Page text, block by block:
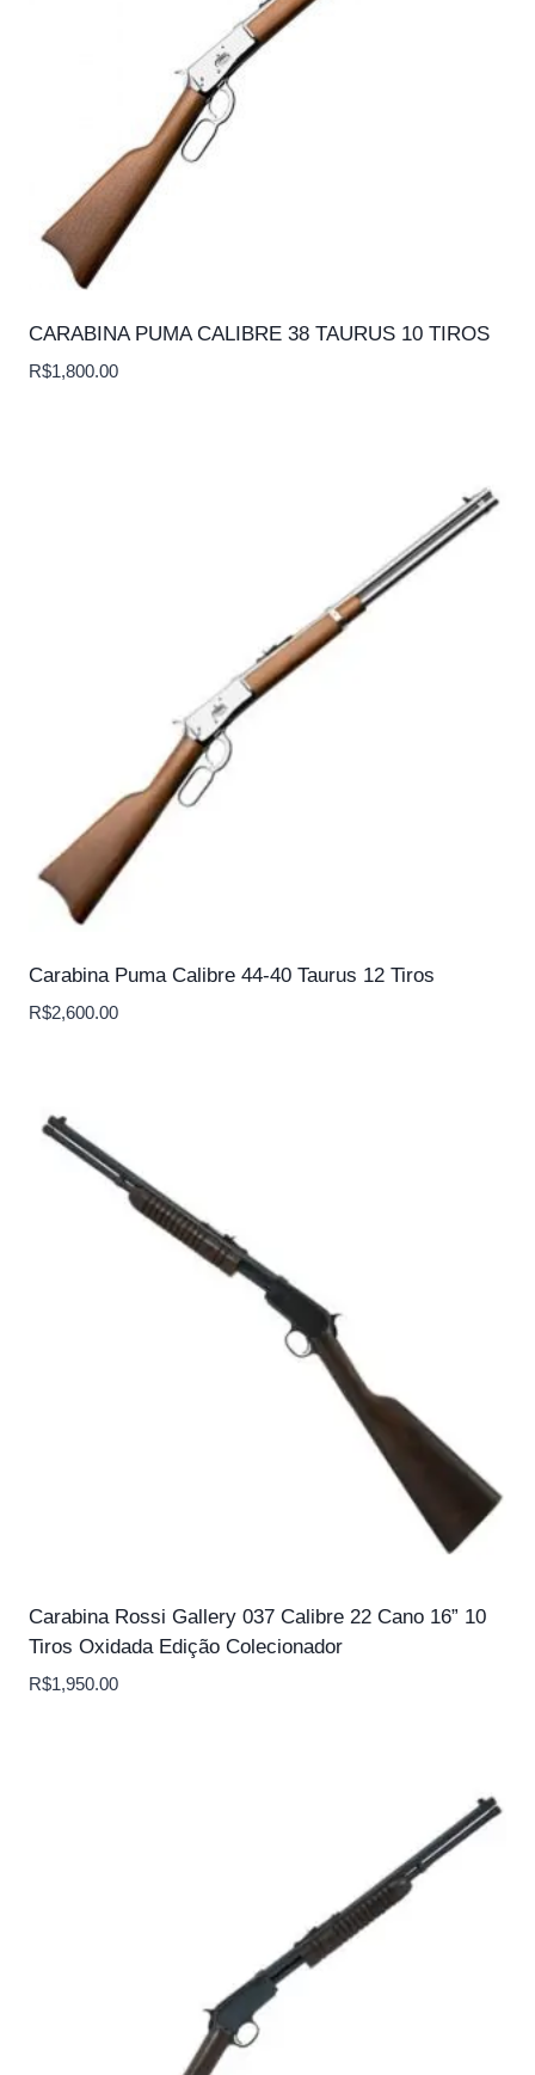
CARABINA PUMA CALIBRE 38 TAURUS 10 TIROS
R$1,800.00
Carabina Puma Calibre 44-40 Taurus 12 Tiros
R$2,600.00
Carabina Rossi Gallery 037 Calibre 22 Cano 16” 10
Tiros Oxidada Edição Colecionador
R$1,950.00